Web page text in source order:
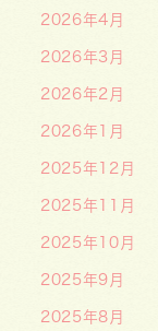
2026年4月
2026年3月
2026年2月
2026年1月
2025年12月
2025年11月
2025年10月
2025年9月
2025年8月